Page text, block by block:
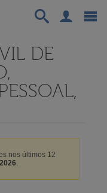
DE
nos últimos 12
.